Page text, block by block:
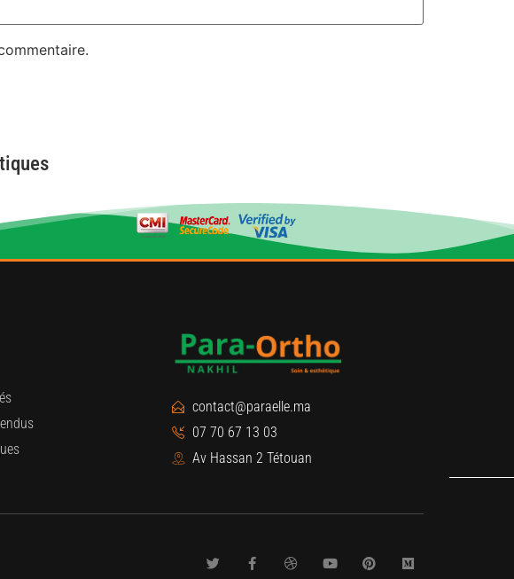
contact@paraelle.ma
07 70 67 13 03
Av Hassan 2 Tétouan